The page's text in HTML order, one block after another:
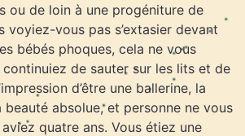
ou de loin à une progéniture de
voyiez-vous pas s’extasier devant
bébés phoques, cela ne vous
de sauter sur les lits et de
d’être une ballerine, la
beauté absolue, et personne ne vous
quatre ans. Vous étiez une